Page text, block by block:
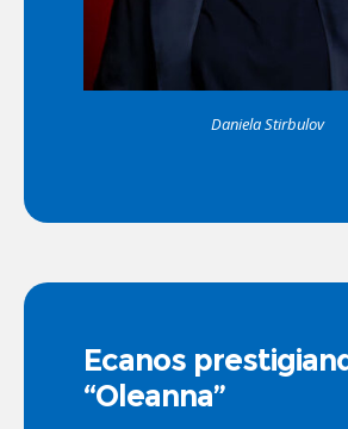
Daniela Stirbulov
Ecanos
“Oleanna”